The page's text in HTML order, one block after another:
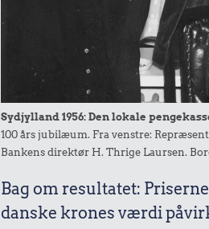
Sydjylland 1956: Den lokale
100 års jubilæum. Fra venstre:
Bankens direktør H. Thrige Laursen.
Bag om resultatet:
danske krones værdi